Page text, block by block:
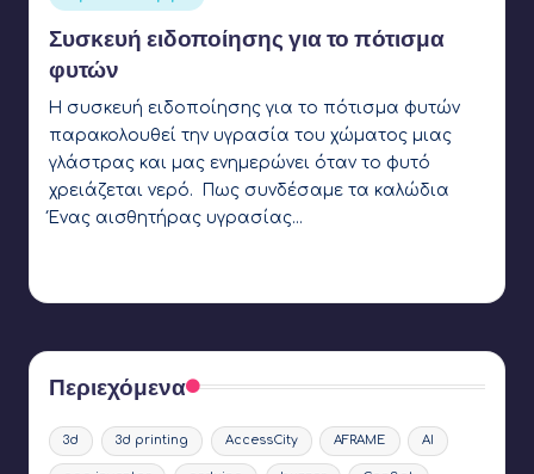
σε
Συσκευή ειδοποίησης για το πότισμα
φυτών
Η συσκευή ειδοποίησης για το πότισμα φυτών
παρακολουθεί την υγρασία του χώματος μιας
γλάστρας και μας ενημερώνει όταν το φυτό
χρειάζεται νερό. Πως συνδέσαμε τα καλώδια
Ένας αισθητήρας υγρασίας…
Περιεχόμενα
3d 3d printing AccessCity AFRAME AI